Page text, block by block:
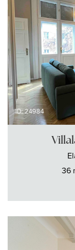
ID: 24984
36